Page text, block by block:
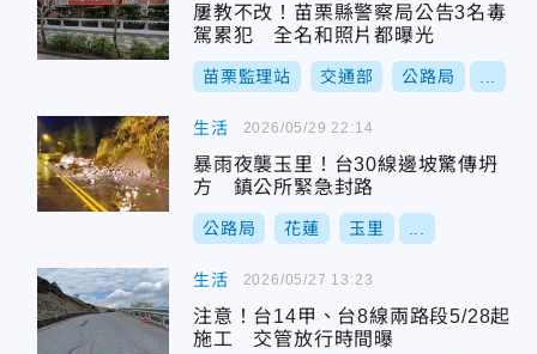
屢教不改！苗栗縣警察局公告3名毒
駕累犯 全名和照片都曝光
苗栗監理站 交通部 公路局
生活
暴雨夜襲玉里！台30線邊坡驚傳坍
方 鎮公所緊急封路
公路局 花蓮 玉里
2026/05/29 22:14
生活
注意！台14甲、台8線兩路段5/28起
施工 交管放行時間曝
2026/05/27 13:23